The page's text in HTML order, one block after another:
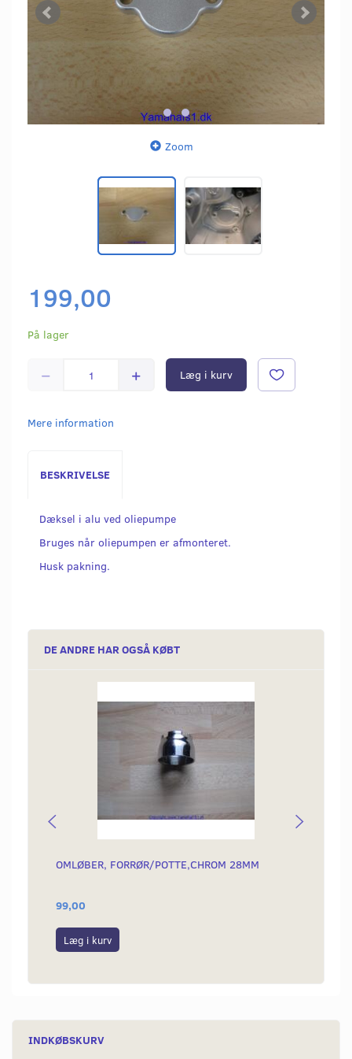
Zoom
199,00
På lager
Læg i kurv
Mere information
BESKRIVELSE
Dæksel i alu ved oliepumpe
Bruges når oliepumpen er afmonteret.
Husk pakning.
DE ANDRE HAR OGSÅ KØBT
OMLØBER, FORRØR/POTTE,CHROM 28MM
99,00
Læg i kurv
INDKØBSKURV